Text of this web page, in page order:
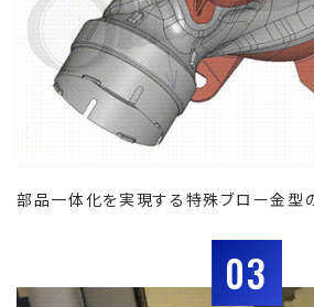
部品一体化を実現する特殊ブロー金型
03